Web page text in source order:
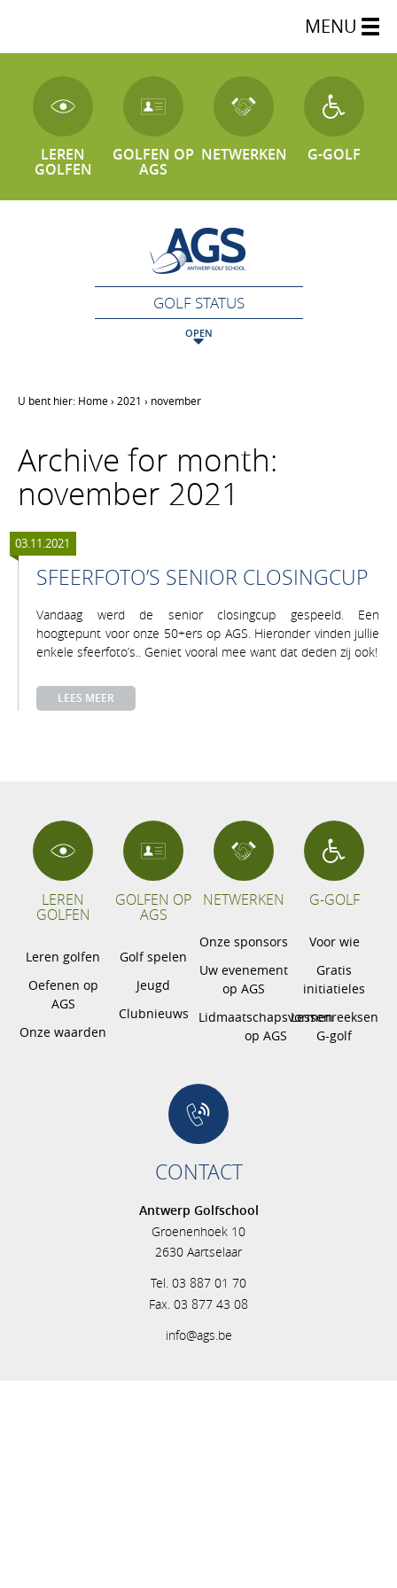
MENU
LEREN
GOLFEN
GOLFEN OP
AGS
NETWERKEN G-GOLF
GOLF STATUS
OPEN
U bent hier: Home› 2021 › november
Archive for month:
november 2021
03.11.2021
SFEERFOTO’S SENIOR CLOSINGCUP
Vandaag werd de senior closingcup gespeeld. Een
hoogtepunt voor onze 50+ers op AGS. Hieronder vinden jullie
enkele sfeerfoto’s.. Geniet vooral mee want dat deden zij ook!
LEES MEER
LEREN
GOLFEN
Leren golfen
Oefenen op
AGS
Onze waarden
GOLFEN OP
AGS
Golf spelen
Jeugd
Clubnieuws
NETWERKEN
Onze sponsors
Uw evenement
op AGS
Lidmaatschapsvormen
op AGS
G-GOLF
Voor wie
Gratis
initiatieles
Lessenreeksen
G-golf
CONTACT
Antwerp Golfschool
Groenenhoek 10
2630 Aartselaar
Tel. 03 887 01 70
Fax. 03 877 43 08
info@ags.be